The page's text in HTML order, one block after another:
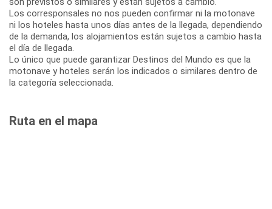
Los corresponsales no nos pueden confirmar ni la motonave
ni los hoteles hasta unos días antes de la llegada, dependiendo
de la demanda, los alojamientos están sujetos a cambio hasta
el día de llegada.
Lo único que puede garantizar Destinos del Mundo es que la
motonave y hoteles serán los indicados o similares dentro de
la categoría seleccionada.
Ruta en el mapa